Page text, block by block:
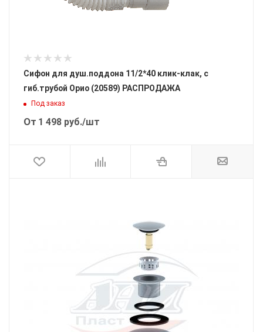
Сифон для душ.поддона 11/2*40 клик-клак, с
гиб.трубой Орио (20589) РАСПРОДАЖА
Под заказ
От 1 498 руб./шт